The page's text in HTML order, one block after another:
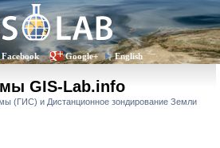
Facebook Google+ English
GIS-Lab.info
(ГИС) и Дистанционное зондирование Земли